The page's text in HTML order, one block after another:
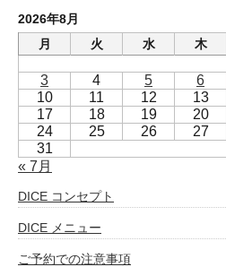
2026年8月
月
火 水 木
3
4 5 6
10
11 12 13
17
18 19 20
24
25 26 27
31
« 7月
DICE コンセプト
DICE メニュー
ご予約での注意事項